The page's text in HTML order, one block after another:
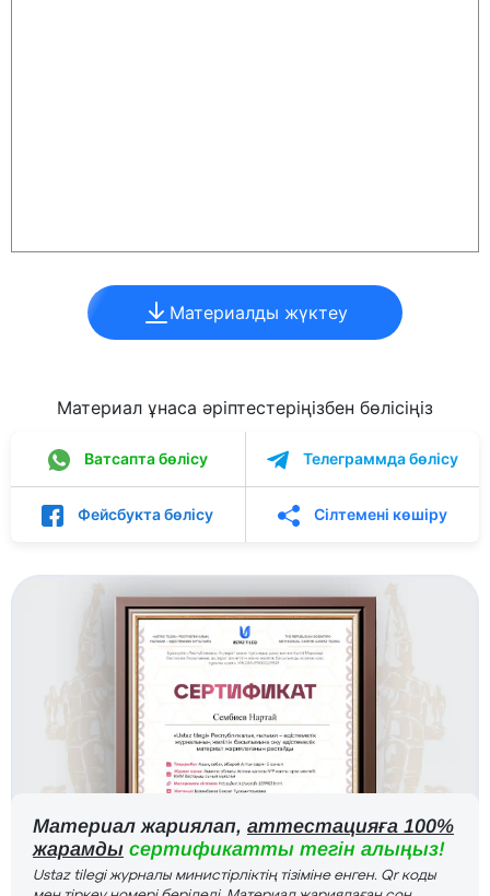
Материалды жүктеу
Материал ұнаса әріптестеріңізбен бөлісіңіз
Ватсапта бөлісу Телеграммда бөлісу
Фейсбукта бөлісу Сілтемені көшіру
Материал жариялап, аттестацияға 100%
жарамды сертификатты тегін алыңыз!
Ustaz tilegi журналы министірліктің тізіміне енген. Qr коды